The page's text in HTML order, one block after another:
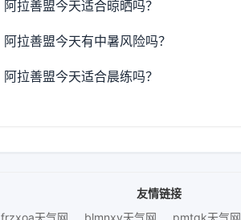
阿拉善盟今天适合晾晒吗？
阿拉善盟今天有中暑风险吗？
阿拉善盟今天适合晨练吗？
友情链接
frzxoa天气网
blmnxy天气网 pmtqk天气网